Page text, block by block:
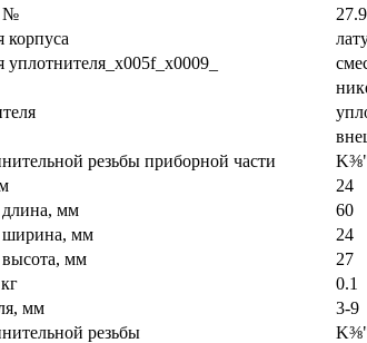
№
корпуса
резьбы приборной части
24
длина, мм
60
ширина, мм
24
мм
27
0.1
мм
3-9
резьбы